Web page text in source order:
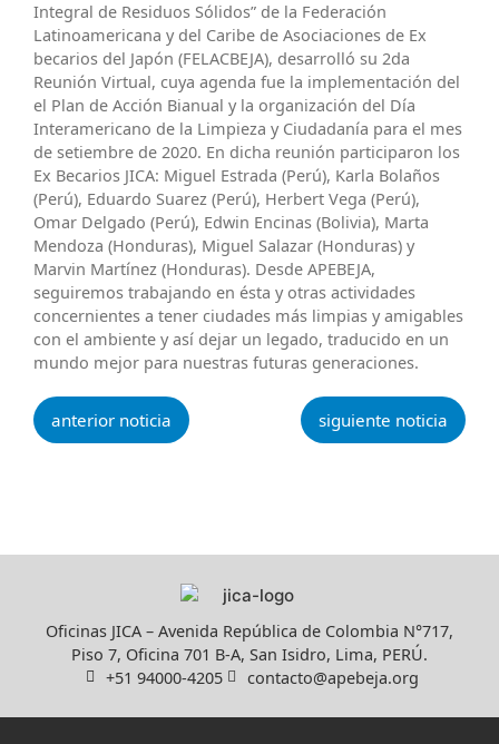
Integral de Residuos Sólidos” de la Federación
Latinoamericana y del Caribe de Asociaciones de Ex
becarios del Japón (FELACBEJA), desarrolló su 2da
Reunión Virtual, cuya agenda fue la implementación del
el Plan de Acción Bianual y la organización del Día
Interamericano de la Limpieza y Ciudadanía para el mes
de setiembre de 2020. En dicha reunión participaron los
Ex Becarios JICA: Miguel Estrada (Perú), Karla Bolaños
(Perú), Eduardo Suarez (Perú), Herbert Vega (Perú),
Omar Delgado (Perú), Edwin Encinas (Bolivia), Marta
Mendoza (Honduras), Miguel Salazar (Honduras) y
Marvin Martínez (Honduras). Desde APEBEJA,
seguiremos trabajando en ésta y otras actividades
concernientes a tener ciudades más limpias y amigables
con el ambiente y así dejar un legado, traducido en un
mundo mejor para nuestras futuras generaciones.
anterior noticia siguiente noticia
Oficinas JICA – Avenida República de Colombia N°717,
Piso 7, Oficina 701 B-A, San Isidro, Lima, PERÚ.
+51 94000-4205
contacto@apebeja.org